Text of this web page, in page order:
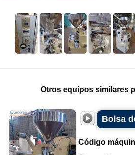
Otros equipos similares
Bolsa
Código